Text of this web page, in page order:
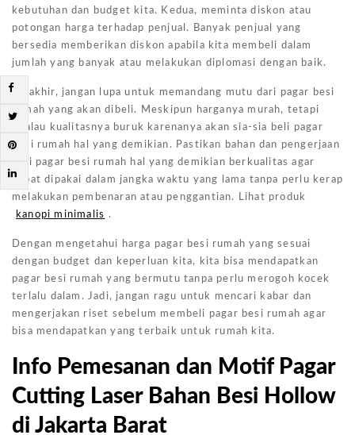
kebutuhan dan budget kita. Kedua, meminta diskon atau
potongan harga terhadap penjual. Banyak penjual yang
bersedia memberikan diskon apabila kita membeli dalam
jumlah yang banyak atau melakukan diplomasi dengan baik.
Terakhir, jangan lupa untuk memandang mutu dari pagar besi
rumah yang akan dibeli. Meskipun harganya murah, tetapi
jikalau kualitasnya buruk karenanya akan sia-sia beli pagar
besi rumah hal yang demikian. Pastikan bahan dan pengerjaan
dari pagar besi rumah hal yang demikian berkualitas agar
dapat dipakai dalam jangka waktu yang lama tanpa perlu kerap
melakukan pembenaran atau penggantian. Lihat produk
kanopi minimalis .
Dengan mengetahui harga pagar besi rumah yang sesuai
dengan budget dan keperluan kita, kita bisa mendapatkan
pagar besi rumah yang bermutu tanpa perlu merogoh kocek
terlalu dalam. Jadi, jangan ragu untuk mencari kabar dan
mengerjakan riset sebelum membeli pagar besi rumah agar
bisa mendapatkan yang terbaik untuk rumah kita.
Info Pemesanan dan Motif Pagar
Cutting Laser Bahan Besi Hollow
di Jakarta Barat